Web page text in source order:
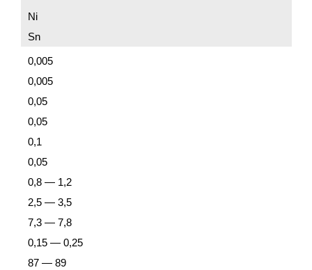
Ni
Sn
0,005
0,005
0,05
0,05
0,1
0,05
0,8 — 1,2
2,5 — 3,5
7,3 — 7,8
0,15 — 0,25
87 — 89